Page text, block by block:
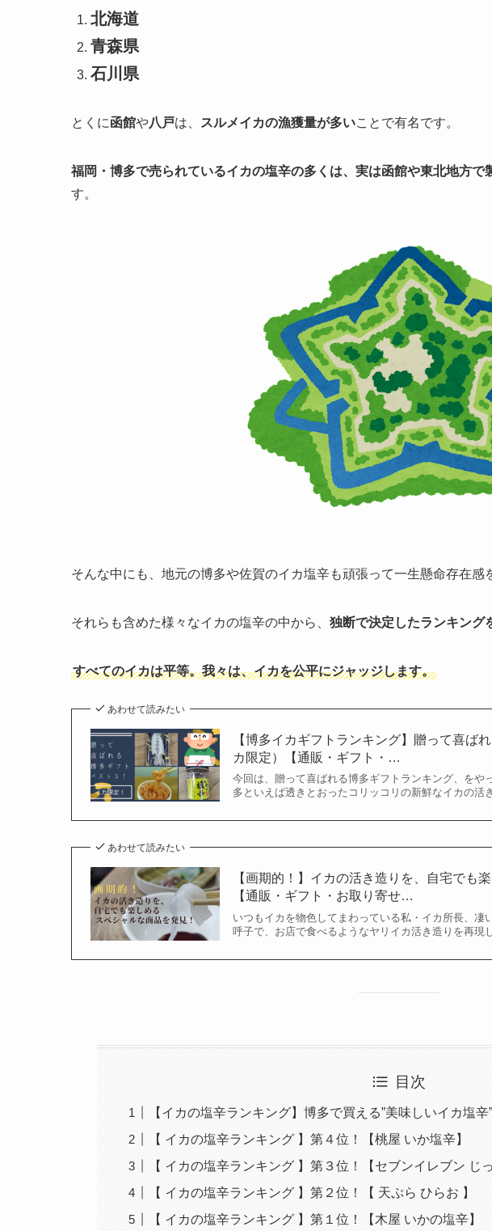
北海道
青森県
石川県
とくに函館や八戸は、 スルメイカの漁獲量が多いことで有名です。
福岡・博多で売られているイカの塩辛の多くは、実は函館や東北地方で
す。
そんな中にも、地元の博多や佐賀のイカ塩辛も頑張って一生懸命存在感
それらも含めた様々なイカの塩辛の中から、 独断で決定したランキング
すべてのイカは平等。我々は、イカを公平にジャッジします。
あわせて読みたい
【博多イカギフトランキング】贈って喜ば
カ限定）【通販・ギフト・…
今回は、贈って喜ばれる博多ギフトランキング、をや
多といえば透きとおったコリッコリの新鮮なイカの
あわせて読みたい
【画期的！】イカの活き造りを、自宅でも
【通販・ギフト・お取り寄せ…
いつもイカを物色してまわっている私・イカ所長、
呼子で、お店で食べるようなヤリイカ活き造りを再現
目次
【イカの塩辛ランキング】博多で買える”美味しいイカ塩
【 イカの塩辛ランキング 】第４位！【桃屋 いか塩辛】
【 イカの塩辛ランキング 】第３位！【セブンイレブン じ
【 イカの塩辛ランキング 】第２位！【 天ぷら ひらお 】
【 イカの塩辛ランキング 】第１位！【木屋 いかの塩辛】